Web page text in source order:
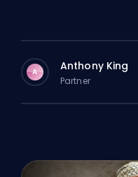
A Anthony King
Partner